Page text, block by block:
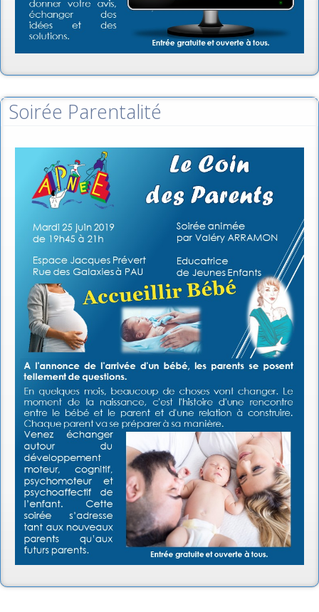
Soirée Parentalité